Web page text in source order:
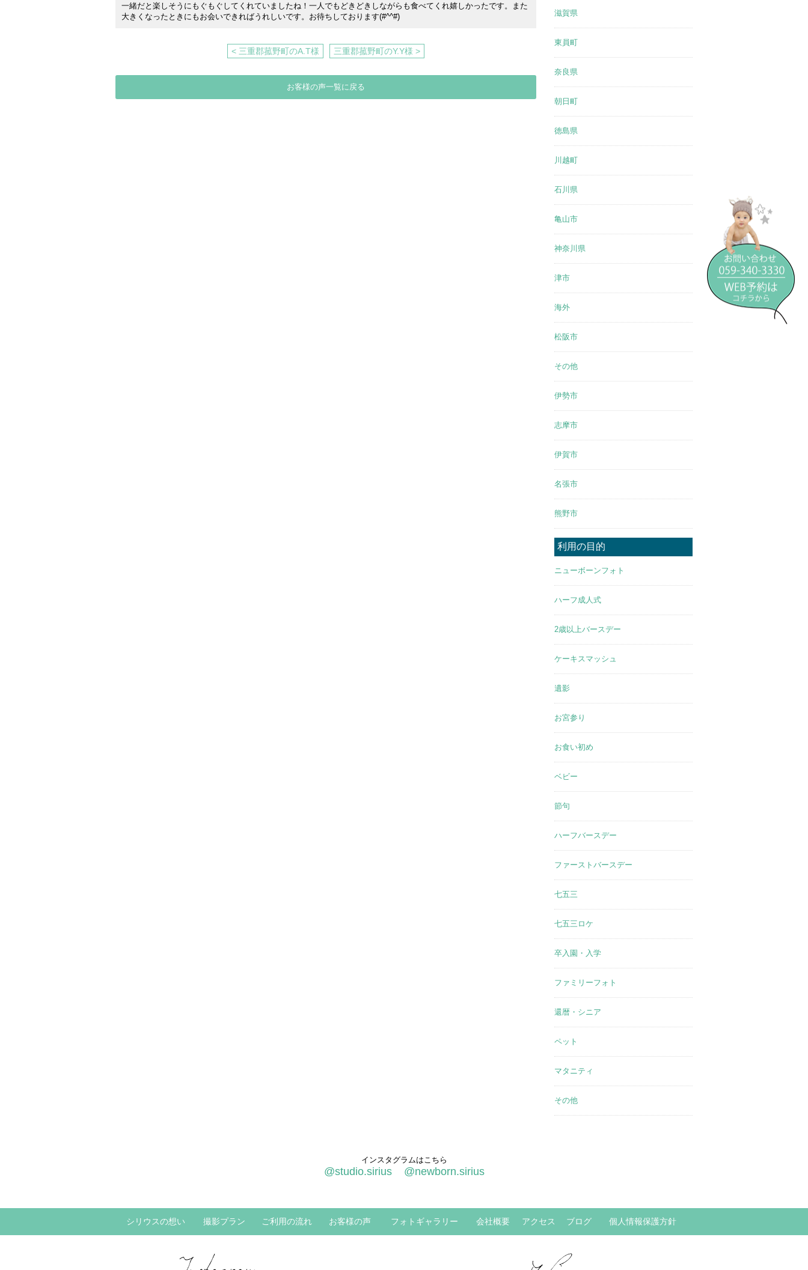
一緒だと楽しそうにもぐもぐしてくれていましたね！一人でもどきどきしながらも食べてくれ嬉しかったです。また
大きくなったときにもお会いできればうれしいです。お待ちしております(#^^#)
< 三重郡菰野町のA.T様 三重郡菰野町のY.Y様 >
お客様の声一覧に戻る
滋賀県
東員町
奈良県
朝日町
徳島県
川越町
石川県
亀山市
神奈川県
津市
海外
松阪市
その他
伊勢市
志摩市
伊賀市
名張市
熊野市
利用の目的
ニューボーンフォト
ハーフ成人式
2歳以上バースデー
ケーキスマッシュ
遺影
お宮参り
お食い初め
ベビー
節句
ハーフバースデー
ファーストバースデー
七五三
七五三ロケ
卒入園・入学
ファミリーフォト
還暦・シニア
ペット
マタニティ
その他
インスタグラムはこちら
@studio.sirius @newborn.sirius
シリウスの想い 撮影プラン ご利用の流れ お客様の声 フォトギャラリー 会社概要 アクセス ブログ 個人情報保護方針